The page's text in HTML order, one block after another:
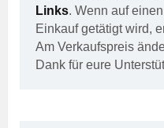
Links. Wenn auf
Einkauf getätigt wird,
Am Verkaufspreis
Dank für eure